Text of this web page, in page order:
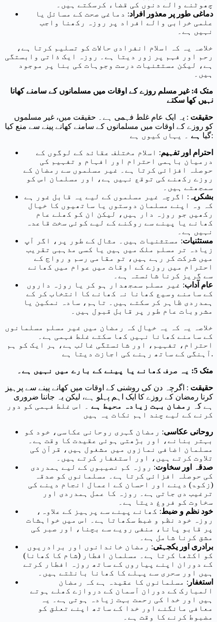
چھوٹنے والے دنوں کی قضاء کرسکتے ہیں۔
دماغی طور پر معذور افراد: دماغی صحت کے مسائل یا
علمی خرابی والے افراد پر روزہ رکھنا واجب
نہیں ہے۔
خلاصہ یہ کہ اسلام انفرادی حالات کو تسلیم کرتا ہے،
رحم اور فہم پر زور دیتا ہے۔ روزہ ایک ذاتی وابستگی
ہے، لیکن مستثنیات درست وجوہات کی بنا پر موجود
ہیں۔
متک 4: غیر مسلم روزے کے اوقات میں مسلمانوں کے سامنے کھانا
نہیں کھا سکتے
حقیقت : یہ ایک عام غلط فہمی ہے۔ حقیقت میں، غیر مسلموں
کو روزے کے اوقات میں مسلمانوں کے سامنے کھانے پینے سے منع کیا
گیا ہے ۔ یہاں کیوں ہے:
احترام اور تفہیم: اسلام مختلف عقائد کے لوگوں کے
درمیان باہمی احترام اور افہام و تفہیم کی
حوصلہ افزائی کرتا ہے۔ غیر مسلموں سے رمضان کے
روزے رکھنے کی توقع نہیں ہے، اور مسلمان اس کو
سمجھتے ہیں۔
بشکریہ : اگرچہ غیر مسلموں کے لیے یہ قابل غور ہے
کہ وہ اپنے مسلمان دوستوں یا ساتھیوں کا خیال
رکھیں جو روزہ دار ہیں، لیکن ان کو کھلے عام
کھانے یا پینے سے روکنے کے لیے کوئی سخت قاعدہ
نہیں ہے۔
مستثنیات: مستثنیات ہیں۔ مثال کے طور پر، اگر آپ
زیادہ تر مسلم ملک میں ہیں یا کسی مذہبی تقریب
میں شرکت کر رہے ہیں، تو مقامی رسم و رواج کے
احترام میں روزے کے اوقات میں عوام میں کھانے
سے گریز کرنا شائستہ ہے۔
عام آداب: غیر مسلم سمجھدار ہو کر یا روزہ داروں
کے سامنے وسیع کھانا نہ کھانے کا انتخاب کر کے
ہمدردی ظاہر کر سکتے ہیں۔ تاہم، سادہ نمکین یا
مشروبات عام طور پر قابل قبول ہیں۔
خلاصہ یہ کہ یہ خیال کہ رمضان میں غیر مسلم مسلمانوں
کے سامنے کھانا نہیں کھا سکتے غلط فہمی ہے۔
احترام، تفہیم، اور شائستگی غالب ہے، ہر ایک کو ہم
آہنگی کے ساتھ رہنے کی اجازت دیتا ہے.
متک 5: یہ صرف کھانے یا پینے کے بارے میں نہیں ہے۔
حقیقت : اگرچہ دن کی روشنی کے اوقات میں کھانے پینے سے پرہیز
کرنا رمضان کے روزے کا ایک اہم پہلو ہے، لیکن یہ جاننا ضروری
ہے کہ
رمضان بہت زیادہ محیط ہے ۔ اس غلط فہمی کو دور
کرنے کے لیے چند اہم نکات یہ ہیں
روحانی عکاسی: رمضان گہری روحانی عکاسی، خود کو
بہتر بنانے، اور بڑھتی ہوئی عقیدت کا وقت ہے۔
مسلمان اضافی نمازوں میں مشغول ہیں، قرآن کی
تلاوت کرتے ہیں، اور استغفار کرتے ہیں۔
صدقہ اور سخاوت: روزہ کم نصیبوں کے لیے ہمدردی
کی حوصلہ افزائی کرتا ہے۔ مسلمانوں کو صدقہ
(زکوۃ) دینے اور احسان کے اعمال انجام دینے کی
ترغیب دی جاتی ہے۔ روزہ کا عمل ہمدردی اور
سخاوت کو فروغ دیتا ہے۔
خود نظم و ضبط: کھانے پینے سے پرہیز کے علاوہ،
روزہ خود نظم و ضبط سکھاتا ہے۔ اس میں خواہشات
پر قابو پانا، منفی رویے سے بچنا، اور صبر کی
مشق کرنا شامل ہے۔
برادری اور یکجہتی: رمضان خاندانوں اور برادریوں
کو اکٹھا کرتا ہے۔ مسلمان افطار (شام کا کھانا)
کے دوران اپنے پیاروں کے ساتھ روزہ افطار کرتے
ہیں اور سحری سے پہلے کا کھانا بانٹتے ہیں۔
استغفار : مسلمانوں کا عقیدہ ہے کہ رمضان
المبارک کے دوران آسمان کے دروازے کھلے ہوتے
ہیں اور خدا کی رحمت بہت زیادہ ہوتی ہے۔ یہ
معافی مانگنے اور خدا کے ساتھ اپنے تعلق کو
مضبوط کرنے کا وقت ہے۔